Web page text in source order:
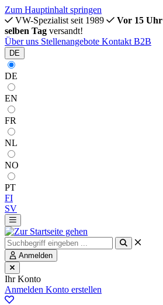
Zum Hauptinhalt springen
VW-Spezialist seit 1989
Vor 15 Uhr
selben Tag versandt!
Über uns Stellenangebote Kontakt B2B
DE
DE
EN
FR
NL
NO
PT
FI
SV
Anmelden
Ihr Konto
Anmelden Konto erstellen